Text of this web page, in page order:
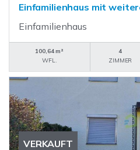
Einfamilienhaus mit
Einfamilienhaus
100,64 m²
WFL.
4
ZIMMER
VERKAUFT